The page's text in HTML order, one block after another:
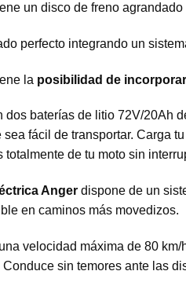
un disco de freno
perfecto integrando un
la posibilidad de
dos baterías de litio 72V/20Ah
sea fácil de transportar. Carga
totalmente de tu moto sin
Anger dispone de un
en caminos más movedizos.
velocidad máxima de 80
sin temores ante las